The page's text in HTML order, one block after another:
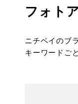
フォト
ニチベイのブ
キーワードご